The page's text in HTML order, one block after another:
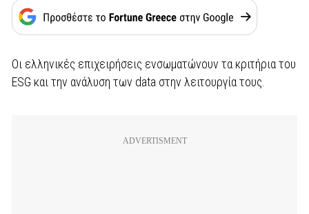
Οι ελληνικές επιχειρήσεις ενσωματώνουν τα κριτήρια του
ESG και την ανάλυση των data στην λειτουργία τους.